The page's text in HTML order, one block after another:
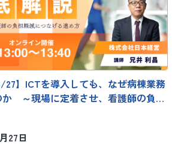
27】ICTを導入しても、なぜ病棟業務
か ～現場に定着させ、看護師の負担
方～
27日